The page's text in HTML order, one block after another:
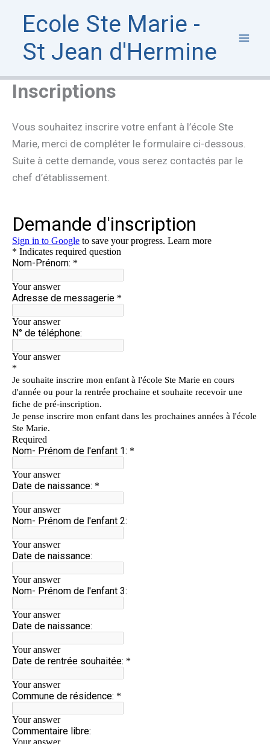
contenu
Ecole Ste Marie -
St Jean d'Hermine
Inscriptions
Vous souhaitez inscrire votre enfant à l’école Ste
Marie, merci de compléter le formulaire ci-dessous.
Suite à cette demande, vous serez contactés par le
chef d’établissement.